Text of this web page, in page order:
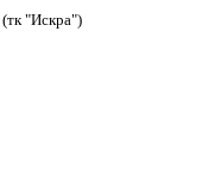
"Искра")